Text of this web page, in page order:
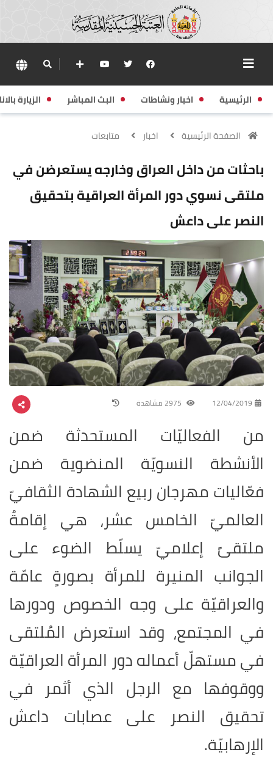
الرئيسية اخبار ونشاطات البث المباشر الزيارة
الصفحة الرئيسية اخبار متابعات
باحثات من داخل العراق وخارجه يستعرضن في
ملتقى نسوي دور المرأة العراقية بتحقيق
النصر على داعش
12/04/2019
من الفعاليّات المستحدثة ضمن
الأنشطة النسويّة المنضوية ضمن
فعّاليات مهرجان ربيع الشهادة الثقافيّ
العالميّ الخامس عشر، هي إقامةُ
ملتقىً إعلاميّ يسلّط الضوء على
الجوانب المنيرة للمرأة بصورةٍ عامّة
والعراقيّة على وجه الخصوص ودورها
في المجتمع، وقد استعرض المُلتقى
في مستهلّ أعماله دور المرأة العراقيّة
ووقوفها مع الرجل الذي أثمر في
تحقيق النصر على عصابات داعش
الإرهابيّة.